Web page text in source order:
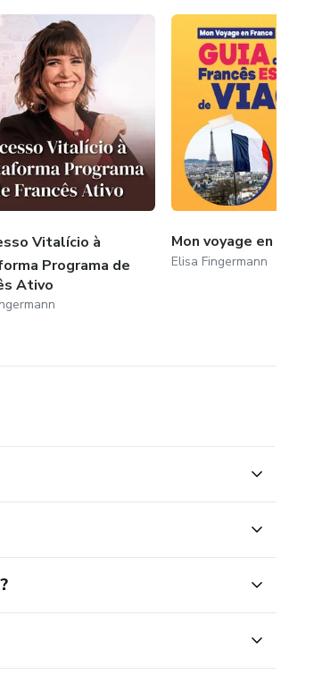
Vitalício à
Programa de
Ativo
Mon voyage en France
Elisa Fingermann